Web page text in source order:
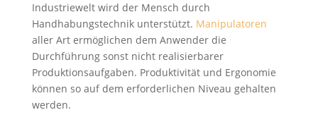
Industriewelt wird der Mensch durch
Handhabungstechnik unterstützt. Manipulatoren
aller Art ermöglichen dem Anwender die
Durchführung sonst nicht realisierbarer
Produktionsaufgaben. Produktivität und Ergonomie
können so auf dem erforderlichen Niveau gehalten
werden.